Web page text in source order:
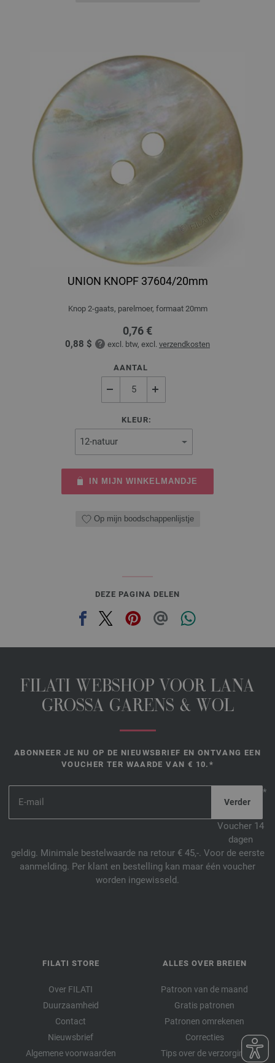
UNION KNOPF 37604/20mm
Knop 2-gaats, parelmoer, formaat 20mm
0,76 €
0,88 $ excl. btw, excl. verzendkosten
AANTAL
KLEUR:
IN MIJN WINKELMANDJE
Op mijn boodschappenlijstje
DEZE PAGINA DELEN
FILATI WEBSHOP VOOR LANA
GROSSA GARENS & WOL
ABONNEER JE NU OP DE NIEUWSBRIEF EN ONTVANG EEN
VOUCHER TER WAARDE VAN € 10.*
*
Voucher 14
dagen
geldig. Minimale bestelwaarde na retour € 45,-. Voor de eerste
aanmelding. Per klant en bestelling kan maar één voucher
worden ingewisseld.
FILATI STORE
Over FILATI
Duurzaamheid
Contact
Nieuwsbrief
Algemene voorwaarden
ALLES OVER BREIEN
Patroon van de maand
Gratis patronen
Patronen omrekenen
Correcties
Tips over de verzorging